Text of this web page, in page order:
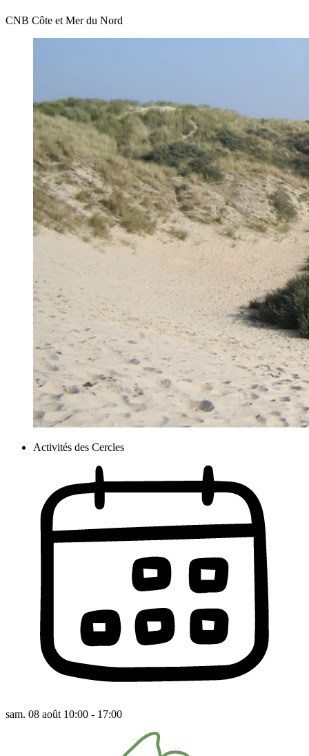
CNB Côte et Mer du Nord
Activités des Cercles
sam. 08 août 10:00 - 17:00